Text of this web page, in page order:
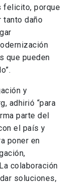
felicito, porque
tanto daño
que pueden
y
adhirió “para
parte del
el país y
poner en
colaboración
soluciones,